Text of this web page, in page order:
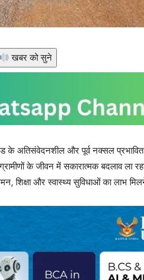
खबर को सुने
अतिसंवेदनशील और पूर्व नक्सल प्रभावित
के जीवन में सकारात्मक बदलाव ला
शिक्षा और स्वास्थ्य सुविधाओं का लाभ